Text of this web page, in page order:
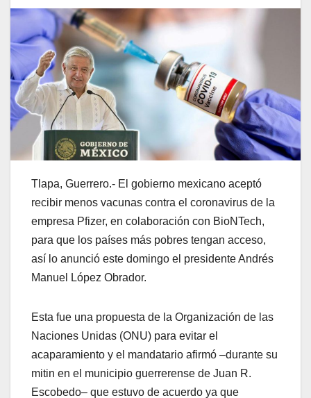
Tlapa, Guerrero.- El gobierno mexicano aceptó
recibir menos vacunas contra el coronavirus de la
empresa Pfizer, en colaboración con BioNTech,
para que los países más pobres tengan acceso,
así lo anunció este domingo el presidente Andrés
Manuel López Obrador.
Esta fue una propuesta de la Organización de las
Naciones Unidas (ONU) para evitar el
acaparamiento y el mandatario afirmó –durante su
mitin en el municipio guerrerense de Juan R.
Escobedo– que estuvo de acuerdo ya que